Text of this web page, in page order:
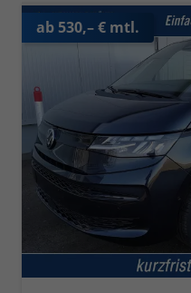
ab 530,– € mtl.